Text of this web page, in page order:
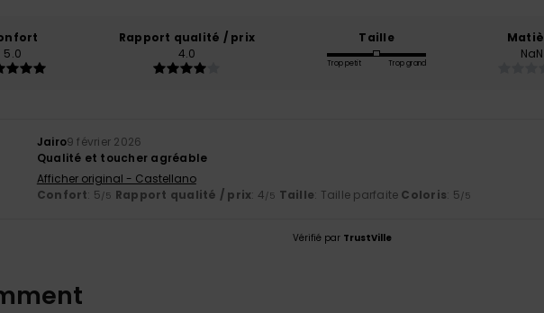
5.0
Rapport qualité / prix
4.0
Taille
Trop petit Trop grand
NaN
Jairo9 février 2026
Qualité et toucher agréable
Afficher original - Castellano
Confort: 5/5 Rapport qualité / prix: 4/5 Taille: Taille parfaite Coloris: 5/5
Vérifié par TrustVille